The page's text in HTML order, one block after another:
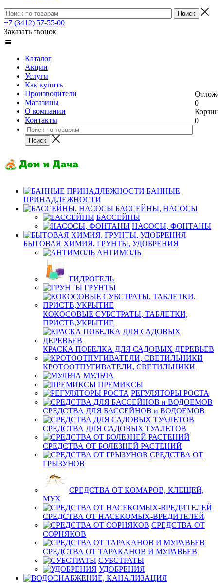
+7 (3412) 57-55-00
Заказать звонок
Каталог
Акции
Услуги
Как купить
Производители
Магазины
О компании
Контакты
0
0
БАННЫЕ
ПРИНАДЛЕЖНОСТИ
БАССЕЙНЫ, НАСОСЫ
БАССЕЙНЫ
НАСОСЫ, ФОНТАНЫ
БЫТОВАЯ ХИМИЯ, ГРУНТЫ, УДОБРЕНИЯ
АНТИМОЛЬ
ГИДРОГЕЛЬ
ГРУНТЫ
КОКОСОВЫЕ СУБСТРАТЫ, ТАБЛЕТКИ,
ПРИСТВ,УКРЫТИЕ
КРАСКА ПОБЕЛКА ДЛЯ САДОВЫХ ДЕРЕВЬЕВ
КРОТООТПУГИВАТЕЛИ, СВЕТИЛЬНИКИ
МУЛЬЧА
ПРЕМИКСЫ
РЕГУЛЯТОРЫ РОСТА
СРЕДСТВА ДЛЯ БАССЕЙНОВ и ВОДОЕМОВ
СРЕДСТВА ДЛЯ САДОВЫХ ТУАЛЕТОВ
СРЕДСТВА ОТ БОЛЕЗНЕЙ РАСТЕНИЙ
СРЕДСТВА ОТ
ГРЫЗУНОВ
СРЕДСТВА ОТ КОМАРОВ, КЛЕЩЕЙ,
МУХ
СРЕДСТВА ОТ НАСЕКОМЫХ-ВРЕДИТЕЛЕЙ
СРЕДСТВА ОТ
СОРНЯКОВ
СРЕДСТВА ОТ ТАРАКАНОВ И МУРАВЬЕВ
СУБСТРАТЫ
УДОБРЕНИЯ